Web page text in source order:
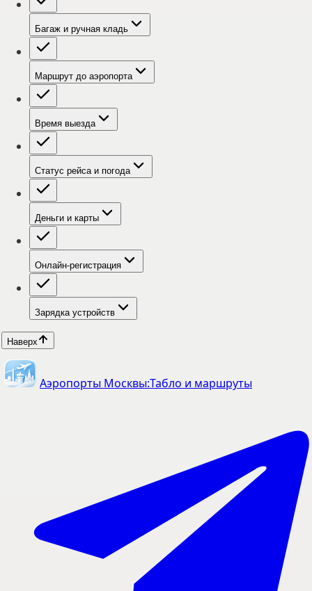
Багаж и ручная кладь
Маршрут до аэропорта
Время выезда
Статус рейса и погода
Деньги и карты
Онлайн-регистрация
Зарядка устройств
Наверх
Аэропорты Москвы:Табло и маршруты